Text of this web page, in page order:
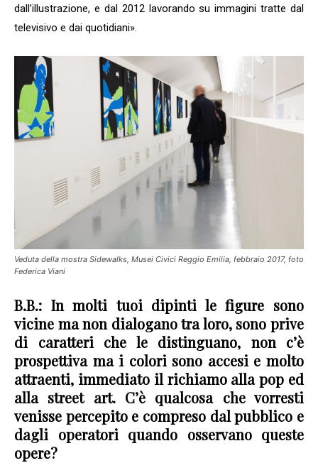
dall’illustrazione, e dal 2012 lavorando su immagini tratte dal
televisivo e dai quotidiani».
Veduta della mostra Sidewalks, Musei Civici Reggio Emilia, febbraio 2017, foto
Federica Viani
B.B.: In molti tuoi dipinti le figure sono
vicine ma non dialogano tra loro, sono prive
di caratteri che le distinguano, non c’è
prospettiva ma i colori sono accesi e molto
attraenti, immediato il richiamo alla pop ed
alla street art. C’è qualcosa che vorresti
venisse percepito e compreso dal pubblico e
dagli operatori quando osservano queste
opere?